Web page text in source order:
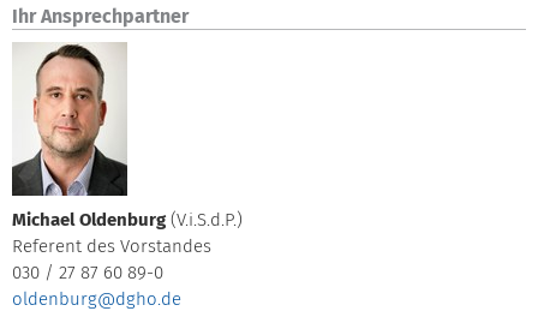
Ihr Ansprechpartner
Michael Oldenburg (V.i.S.d.P.)
Referent des Vorstandes
030 / 27 87 60 89-0
oldenburg@dgho.de